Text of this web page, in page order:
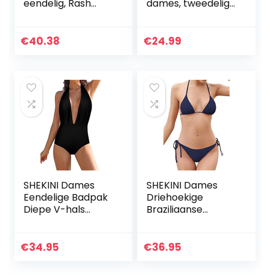
eendelig, Rash
badmode,
(neopreenvrij)
€40.38
dames, tweedelige
zwemkostuum,
€24.99
SHEKINI Dames
Eendelige Badpak
Diepe V-hals
Kleur Elegant
€34.95
SHEKINI Dames
Driehoekige
Braziliaanse
Badpak Lage Taille
€36.95